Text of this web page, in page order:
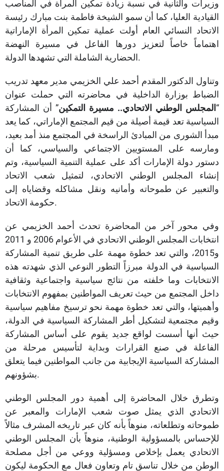
وزيرات والثانية في نسبة زيادة تمكين المرأة في المناصب
القيادية العليا، كما أن سمو الشيخة فاطمة بنت مبارك رئيسة
الاتحاد النسائي العام أولت عملية تمكين المرأة الإماراتية
اهتماماً خاصاً لتعزيز دورها الفاعل في مسيرة النهضة
الحضارية الشاملة التي تشهدها الدولة.
وتناول الدكتور المقدم أحمد علي الخزيمي مدير معهد تدريب
الضباط بوزارة الداخلية في محاضرته التي حملت عنوان
“ المجلس الوطني الاتحادي.. مسيرة التمكين” أن المشاركة
السياسية تعد قيمة أصيلة من قيم المجتمع الإماراتي، كما يعد
مبدأ الشورى من المبادئ الراسخة في المجتمع منذ أمد بعيد،
ومارسه على المستويين الاجتماعي والسياسي، كما أن
دستور دولة الإمارات أكد على عملية التنمية السياسية، وتم
إنشاء المجلس الوطني الاتحادي، لتمثيل شعب الاتحاد
والتعبير عن طموحاته وأمانيه ونقل مشاكله وقضاياه إلى
حكومة الاتحاد.
وفي محور آخر من المحاضرة تحدث أحمد الخزيمي عن
انتخابات المجلس الوطني الاتحادي في الأعوام 2006 و 2011
و2015، والتي تعد خطوة مهمة على طريق تنمية المشاركة
السياسية في الدولة مبرزاً التطور النوعي الذي شهدته هذه
الانتخابات وما خلفته من نتائج سياسية واجتماعية وثقافية
داخل المجتمع من حيث تعريف المواطنين بمفهوم الانتخابات
وأهميتها، والتي تعد خطوة مهمة نحو ترسيخ مفاهيم سياسية
وقيم مجتمعية لتشكيل أطر المشاركة السياسية في الدولة،
حيث أنها أسست لواقع جديد يقوم على أساس المشاركة
الفاعلة في صنع القرارات وبداية لتأسيس مرحلة من
المشاركة السياسية الإيجابية من جانب المواطنين فيما يتعلق
بشؤونهم.
وتطرق خلال المحاضرة إلى أهمية دور المجلس الوطني
الاتحادي الذي يمثل صوت شعب الإمارات والمعبر عن
طموحاته وتطلعاته، منوهاً بأنه كان عبر تاريخه المشرف مثالاً
للإحساس بالمسؤولية الوطنية، منوهاً بأن المجلس الوطني
الاتحادي يعمل بإخلاص ومسؤلية ووعي من أجل مصلحة
الوطن من خلال تناسق تام وتعاون فعال مع الحكومة ليكون